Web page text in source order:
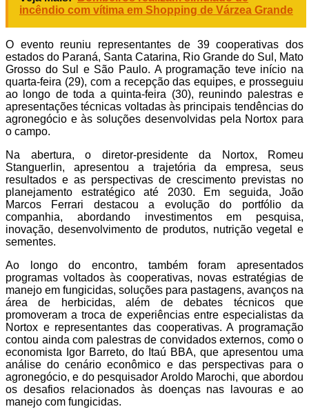
incêndio com vítima em Shopping de Várzea Grande
O evento reuniu representantes de 39 cooperativas dos
estados do Paraná, Santa Catarina, Rio Grande do Sul, Mato
Grosso do Sul e São Paulo. A programação teve início na
quarta-feira (29), com a recepção das equipes, e prosseguiu
ao longo de toda a quinta-feira (30), reunindo palestras e
apresentações técnicas voltadas às principais tendências do
agronegócio e às soluções desenvolvidas pela Nortox para
o campo.
Na abertura, o diretor-presidente da Nortox, Romeu
Stanguerlin, apresentou a trajetória da empresa, seus
resultados e as perspectivas de crescimento previstas no
planejamento estratégico até 2030. Em seguida, João
Marcos Ferrari destacou a evolução do portfólio da
companhia, abordando investimentos em pesquisa,
inovação, desenvolvimento de produtos, nutrição vegetal e
sementes.
Ao longo do encontro, também foram apresentados
programas voltados às cooperativas, novas estratégias de
manejo em fungicidas, soluções para pastagens, avanços na
área de herbicidas, além de debates técnicos que
promoveram a troca de experiências entre especialistas da
Nortox e representantes das cooperativas. A programação
contou ainda com palestras de convidados externos, como o
economista Igor Barreto, do Itaú BBA, que apresentou uma
análise do cenário econômico e das perspectivas para o
agronegócio, e do pesquisador Aroldo Marochi, que abordou
os desafios relacionados às doenças nas lavouras e ao
manejo com fungicidas.